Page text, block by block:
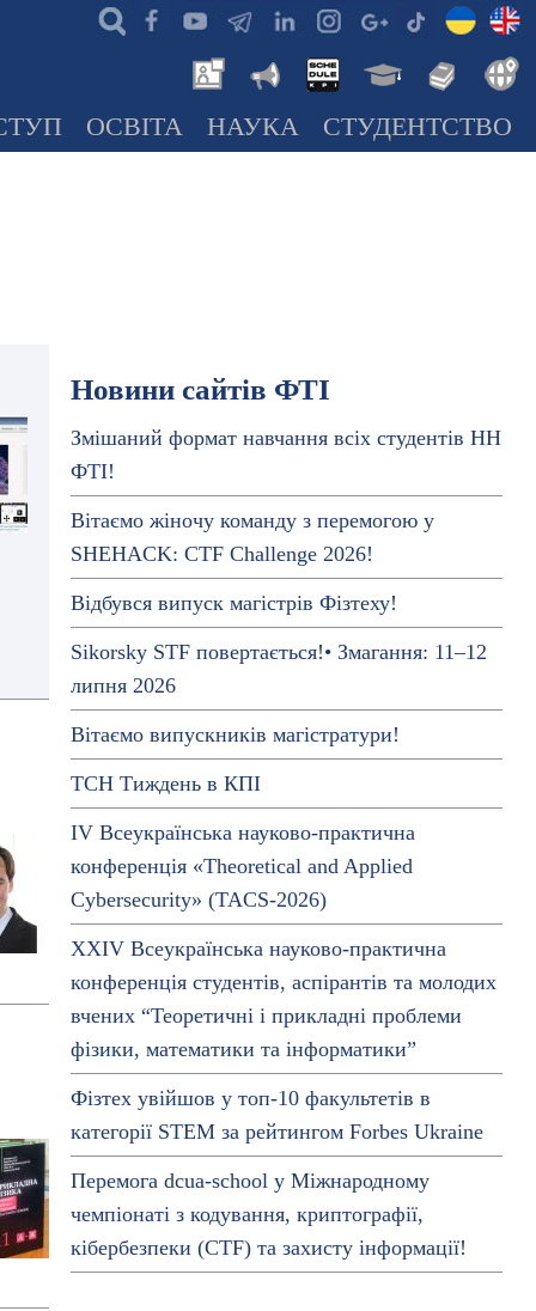
ОСВІТА НАУКА СТУДЕНТСТВО
Новини сайтів ФТІ
Змішаний формат навчання всіх студентів НН
ФТІ!
Вітаємо жіночу команду з перемогою у
SHEHACK: CTF Challenge 2026!
Відбувся випуск магістрів Фізтеху!
Sikorsky STF повертається!• Змагання: 11–12
липня 2026
Вітаємо випускників магістратури!
ТСН Тиждень в КПІ
IV Всеукраїнська науково-практична
конференція «Theoretical and Applied
Cybersecurity» (TACS-2026)
ХХІV Всеукраїнська науково-практична
конференція студентів, аспірантів та молодих
вчених “Теоретичні і прикладні проблеми
фізики, математики та інформатики”
Фізтех увійшов у топ-10 факультетів в
категорії STEM за рейтингом Forbes Ukraine
Перемога dcua-school у Міжнародному
чемпіонаті з кодування, криптографії,
кібербезпеки (СTF) та захисту інформації!